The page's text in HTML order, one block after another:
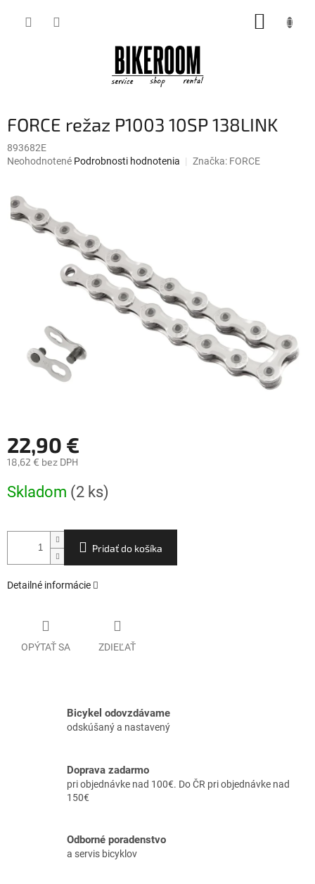
FORCE režaz P1003 10SP 138LINK
893682E
Priemerné
je
0,0
Neohodnotené Podrobnosti hodnotenia Značka: FORCE
22,90 €
18,62 € bez DPH
cena:
Skladom (2 ks)
Pridať do košíka
Detailné informácie
OPÝTAŤ SA ZDIEĽAŤ
Bicykel odovzdávame
odskúšaný a nastavený
Doprava zadarmo
pri objednávke nad 100€. Do ČR pri objednávke nad
150€
Odborné poradenstvo
a servis bicyklov